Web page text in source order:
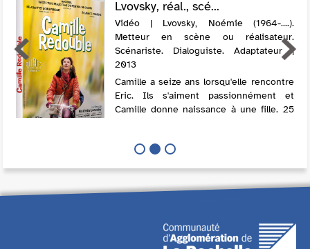
Lvovsky, réal., scé...
Vidéo | Lvovsky, Noémie (1964-....).
Metteur en scène ou réalisateur.
Scénariste. Dialoguiste. Adaptateur |
2013
Camille a seize ans lorsqu'elle rencontre
Eric. Ils s'aiment passionnément et
Camille donne naissance à une fille. 25
décembre, Camille se trouve soudain...